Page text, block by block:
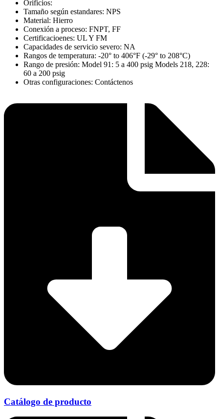
Orificios:
Tamaño según estandares: NPS
Material: Hierro
Conexión a proceso: FNPT, FF
Certificacioenes: UL Y FM
Capacidades de servicio severo: NA
Rangos de temperatura: -20° to 406°F (-29° to 208°C)
Rango de presión: Model 91: 5 a 400 psig Models 218, 228:
60 a 200 psig
Otras configuraciones: Contáctenos
Catálogo de producto